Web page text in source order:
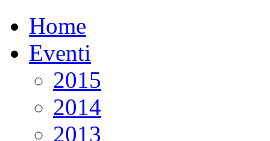
Home
Eventi
2015
2014
2013